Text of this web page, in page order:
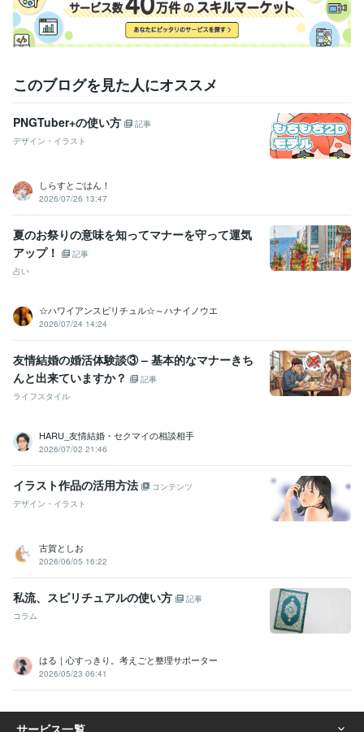
このブログを見た人にオススメ
PNGTuber+の使い方
記事
デザイン・イラスト
しらすとごはん！
2026/07/26 13:47
夏のお祭りの意味を知ってマナーを守って運気
アップ！
記事
占い
☆ハワイアンスピリチュル☆～ハナイノウエ
2026/07/24 14:24
友情結婚の婚活体験談③ – 基本的なマナーきち
んと出来ていますか？
記事
ライフスタイル
HARU_友情結婚・セクマイの相談相手
2026/07/02 21:46
イラスト作品の活用方法
コンテンツ
デザイン・イラスト
古賀としお
2026/06/05 16:22
私流、スピリチュアルの使い方
記事
コラム
はる｜心すっきり。考えごと整理サポーター
2026/05/23 06:41